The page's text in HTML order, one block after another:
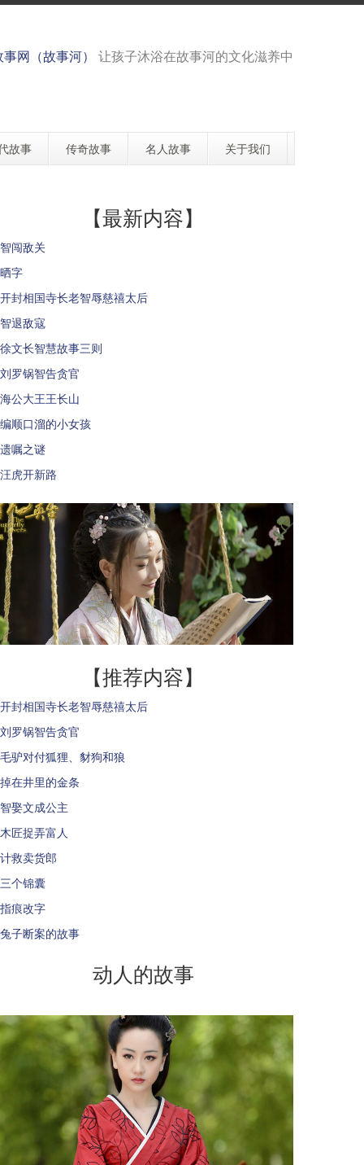
网（故事河） 让孩子沐浴在故事河的文化滋养中
故事 传奇故事 名人故事 关于我们
【最新内容】
智闯敌关
晒字
开封相国寺长老智辱慈禧太后
智退敌寇
徐文长智慧故事三则
刘罗锅智告贪官
海公大王王长山
编顺口溜的小女孩
遗嘱之谜
汪虎开新路
【推荐内容】
开封相国寺长老智辱慈禧太后
刘罗锅智告贪官
毛驴对付狐狸、豺狗和狼
掉在井里的金条
智娶文成公主
木匠捉弄富人
计救卖货郎
三个锦囊
指痕改字
兔子断案的故事
动人的故事